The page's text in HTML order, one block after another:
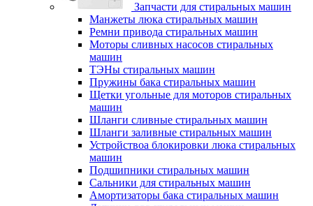
Запчасти для стиральных машин
Манжеты люка стиральных машин
Ремни привода стиральных машин
Моторы сливных насосов стиральных
машин
ТЭНы стиральных машин
Пружины бака стиральных машин
Щетки угольные для моторов стиральных
машин
Шланги сливные стиральных машин
Шланги заливные стиральных машин
Устройствоа блокировки люка стиральных
машин
Подшипники стиральных машин
Сальники для стиральных машин
Амортизаторы бака стиральных машин